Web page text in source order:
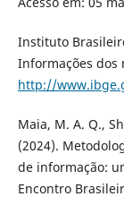
Instituto
Informações dos
http://
Maia, M. A. Q.,
(2024).
de informação:
Encontro